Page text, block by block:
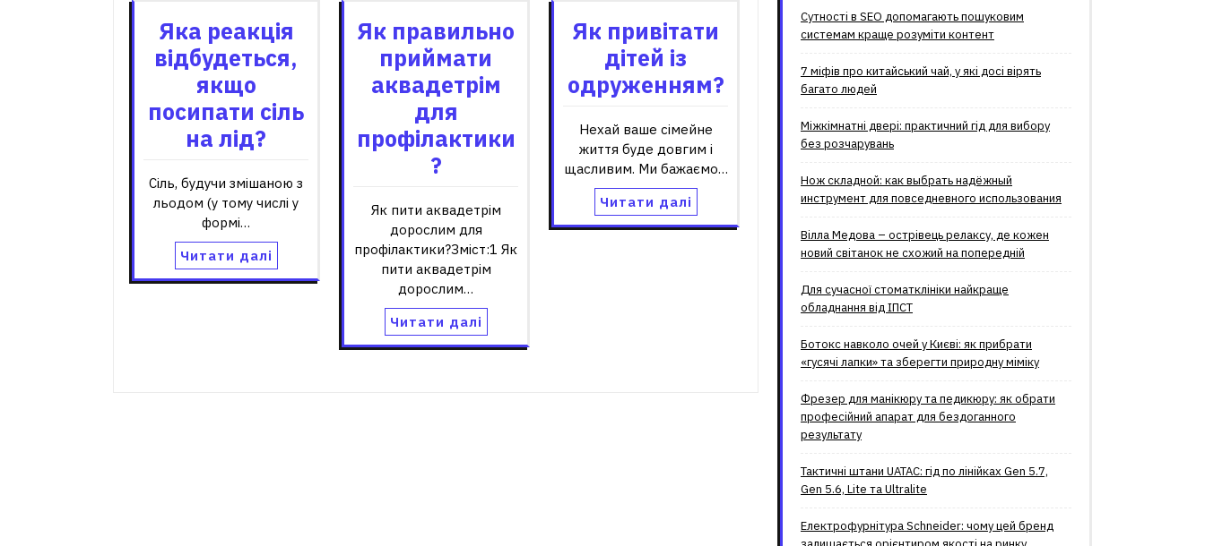
Яка реакція
відбудеться,
якщо
посипати сіль
на лід?
Сіль, будучи змішаною з
льодом (у тому числі у
формі…
Читати далі
Як правильно
приймати
аквадетрім
для
профілактики
?
Як пити аквадетрім
дорослим для
профілактики?Зміст:1 Як
пити аквадетрім
дорослим…
Читати далі
Як привітати
дітей із
одруженням?
Нехай ваше сімейне
життя буде довгим і
щасливим. Ми бажаємо…
Читати далі
Сутності в SEO допомагають пошуковим
системам краще розуміти контент
7 міфів про китайський чай, у які досі вірять
багато людей
Міжкімнатні двері: практичний гід для вибору
без розчарувань
Нож складной: как выбрать надёжный
инструмент для повседневного использования
Вілла Медова – острівець релаксу, де кожен
новий світанок не схожий на попередній
Для сучасної стоматклініки найкраще
обладнання від ІПСТ
Ботокс навколо очей у Києві: як прибрати
«гусячі лапки» та зберегти природну міміку
Фрезер для манікюру та педикюру: як обрати
професійний апарат для бездоганного
результату
Тактичні штани UATAC: гід по лінійках Gen 5.7,
Gen 5.6, Lite та Ultralite
Електрофурнітура Schneider: чому цей бренд